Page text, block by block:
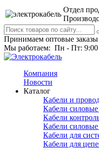
Отдел
Принимаем оптовые заказы
Мы работаем: Пн - Пт: 9:00
Компания
Новости
Каталог
Кабели и
Кабели
Кабели
Кабели
Кабели для
Кабели для